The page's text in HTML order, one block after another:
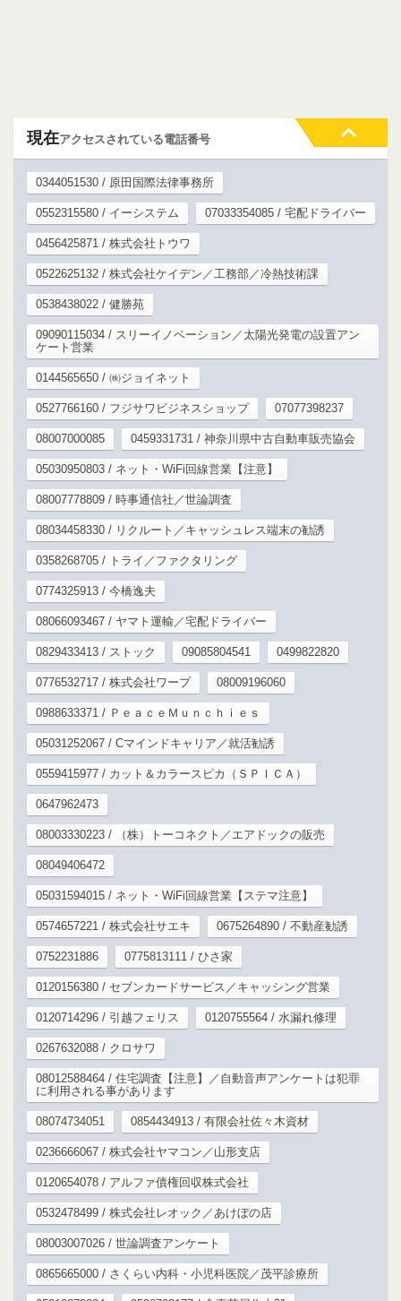
現在アクセスされている電話番号
0344051530 / 原田国際法律事務所
0552315580 / イーシステム 07033354085 / 宅配ドライバー
0456425871 / 株式会社トウワ
0522625132 / 株式会社ケイデン／工務部／冷熱技術課
0538438022 / 健勝苑
09090115034 / スリーイノベーション／太陽光発電の設置アン
ケート営業
0144565650 / ㈱ジョイネット
0527766160 / フジサワビジネスショップ 07077398237
08007000085 0459331731 / 神奈川県中古自動車販売協会
05030950803 / ネット・WiFi回線営業【注意】
08007778809 / 時事通信社／世論調査
08034458330 / リクルート／キャッシュレス端末の勧誘
0358268705 / トライ／ファクタリング
0774325913 / 今橋逸夫
08066093467 / ヤマト運輸／宅配ドライバー
0829433413 / ストック 09085804541 0499822820
0776532717 / 株式会社ワープ 08009196060
0988633371 / ＰｅａｃｅＭｕｎｃｈｉｅｓ
05031252067 / Cマインドキャリア／就活勧誘
0559415977 / カット＆カラースピカ（ＳＰＩＣＡ）
0647962473
08003330223 / （株）トーコネクト／エアドックの販売
08049406472
05031594015 / ネット・WiFi回線営業【ステマ注意】
0574657221 / 株式会社サエキ 0675264890 / 不動産勧誘
0752231886 0775813111 / ひさ家
0120156380 / セブンカードサービス／キャッシング営業
0120714296 / 引越フェリス 0120755564 / 水漏れ修理
0267632088 / クロサワ
08012588464 / 住宅調査【注意】／自動音声アンケートは犯罪
に利用される事があります
08074734051 0854434913 / 有限会社佐々木資材
0236666067 / 株式会社ヤマコン／山形支店
0120654078 / アルファ債権回収株式会社
0532478499 / 株式会社レオック／あけぼの店
08003007026 / 世論調査アンケート
0865665000 / さくらい内科・小児科医院／茂平診療所